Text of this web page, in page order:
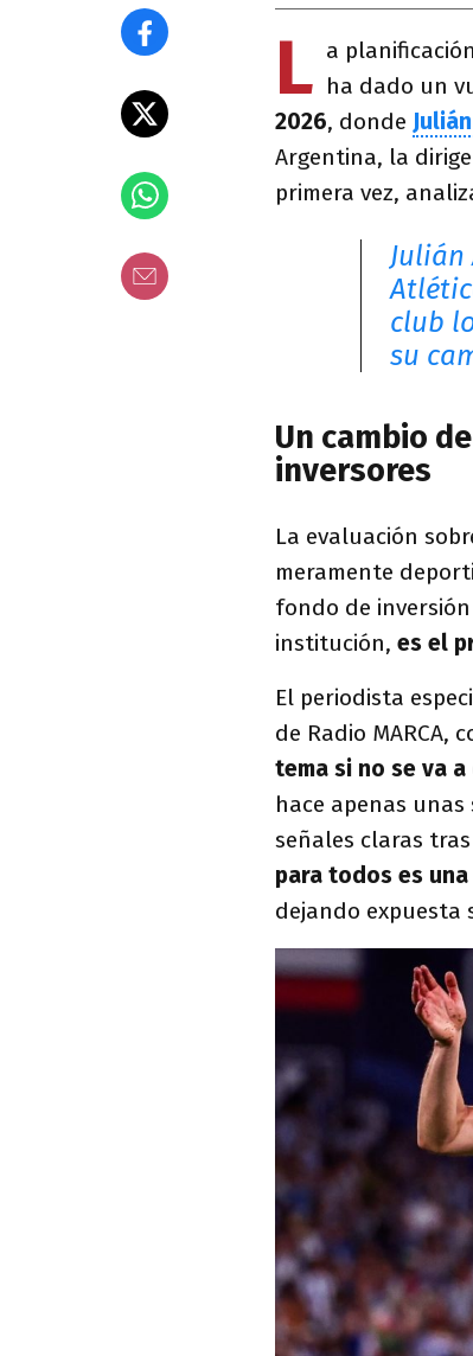
L a
ha dado un
2026, donde
Argentina, la
primera vez,
Julián
club
su
Un cambio
inversores
La evaluación
meramente
fondo de
institución, es el
El periodista
de Radio MARCA,
tema si no se va
hace apenas
señales claras
para todos es
dejando expuesta